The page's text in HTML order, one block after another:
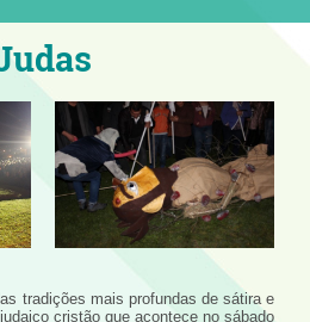
tradições mais profundas de sátira e
cristão que acontece no sábado